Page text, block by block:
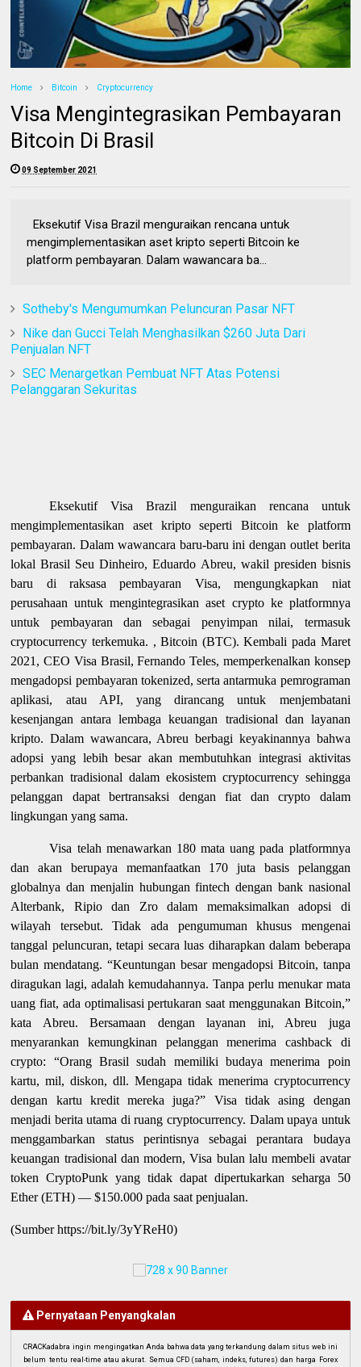
Home Bitcoin Cryptocurrency
Visa Mengintegrasikan Pembayaran
Bitcoin Di Brasil
09 September 2021
Eksekutif Visa Brazil menguraikan rencana untuk
mengimplementasikan aset kripto seperti Bitcoin ke
platform pembayaran. Dalam wawancara ba...
Sotheby's Mengumumkan Peluncuran Pasar NFT
Nike dan Gucci Telah Menghasilkan $260 Juta Dari
Penjualan NFT
SEC Menargetkan Pembuat NFT Atas Potensi
Pelanggaran Sekuritas
Eksekutif Visa Brazil menguraikan rencana untuk
mengimplementasikan aset kripto seperti Bitcoin ke platform
pembayaran. Dalam wawancara baru-baru ini dengan outlet berita
lokal Brasil Seu Dinheiro, Eduardo Abreu, wakil presiden bisnis
baru di raksasa pembayaran Visa, mengungkapkan niat
perusahaan untuk mengintegrasikan aset crypto ke platformnya
untuk pembayaran dan sebagai penyimpan nilai, termasuk
cryptocurrency terkemuka. , Bitcoin (BTC). Kembali pada Maret
2021, CEO Visa Brasil, Fernando Teles, memperkenalkan konsep
mengadopsi pembayaran tokenized, serta antarmuka pemrograman
aplikasi, atau API, yang dirancang untuk menjembatani
kesenjangan antara lembaga keuangan tradisional dan layanan
kripto. Dalam wawancara, Abreu berbagi keyakinannya bahwa
adopsi yang lebih besar akan membutuhkan integrasi aktivitas
perbankan tradisional dalam ekosistem cryptocurrency sehingga
pelanggan dapat bertransaksi dengan fiat dan crypto dalam
lingkungan yang sama.
Visa telah menawarkan 180 mata uang pada platformnya
dan akan berupaya memanfaatkan 170 juta basis pelanggan
globalnya dan menjalin hubungan fintech dengan bank nasional
Alterbank, Ripio dan Zro dalam memaksimalkan adopsi di
wilayah tersebut. Tidak ada pengumuman khusus mengenai
tanggal peluncuran, tetapi secara luas diharapkan dalam beberapa
bulan mendatang. “Keuntungan besar mengadopsi Bitcoin, tanpa
diragukan lagi, adalah kemudahannya. Tanpa perlu menukar mata
uang fiat, ada optimalisasi pertukaran saat menggunakan Bitcoin,”
kata Abreu. Bersamaan dengan layanan ini, Abreu juga
menyarankan kemungkinan pelanggan menerima cashback di
crypto: “Orang Brasil sudah memiliki budaya menerima poin
kartu, mil, diskon, dll. Mengapa tidak menerima cryptocurrency
dengan kartu kredit mereka juga?” Visa tidak asing dengan
menjadi berita utama di ruang cryptocurrency. Dalam upaya untuk
menggambarkan status perintisnya sebagai perantara budaya
keuangan tradisional dan modern, Visa bulan lalu membeli avatar
token CryptoPunk yang tidak dapat dipertukarkan seharga 50
Ether (ETH) — $150.000 pada saat penjualan.
(Sumber https://bit.ly/3yYReH0)
Pernyataan Penyangkalan
CRACKadabra ingin mengingatkan Anda bahwa data yang terkandung dalam situs web ini
belum tentu real-time atau akurat. Semua CFD (saham, indeks, futures) dan harga Forex